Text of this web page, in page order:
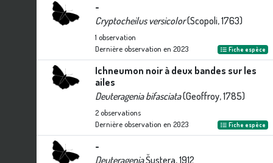
-
Cryptocheilus versicolor(Scopoli, 1763)
1 observation
Dernière observation en 2023 Fiche espèce
Ichneumon noir à deux bandes sur les
ailes
Deuteragenia bifasciata(Geoffroy, 1785)
2observations
Dernière observation en 2023 Fiche espèce
-
DeuterageniaŠustera, 1912